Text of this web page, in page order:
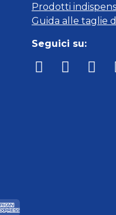
Prodotti
Guida alle taglie
Seguici su: